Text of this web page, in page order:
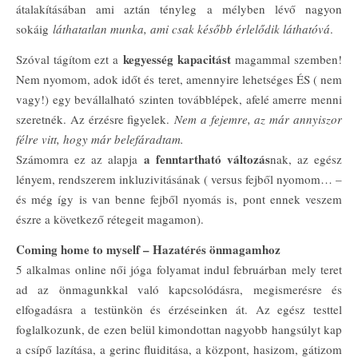
átalakításában ami aztán tényleg a mélyben lévő nagyon
sokáig láthatatlan munka, ami csak később érlelődik láthatóvá.
Szóval tágítom ezt a kegyesség kapacitástmagammal szemben!
Nem nyomom, adok időt és teret, amennyire lehetséges ÉS ( nem
vagy!) egy bevállalható szinten továbblépek, afelé amerre menni
szeretnék. Az érzésre figyelek.Nem a fejemre, az már annyiszor
félre vitt, hogy már belefáradtam.
Számomra ez az alapja a fenntartható változásnak, az egész
lényem, rendszerem inkluzivitásának ( versus fejből nyomom… –
és még így is van benne fejből nyomás is, pont ennek veszem
észre a következő rétegeit magamon).
Coming home to myself – Hazatérés önmagamhoz
5 alkalmas online női jóga folyamat indul februárban mely teret
ad az önmagunkkal való kapcsolódásra, megismerésre és
elfogadásra a testünkön és érzéseinken át. Az egész testtel
foglalkozunk, de ezen belül kimondottan nagyobb hangsúlyt kap
a csípő lazítása, a gerinc fluiditása, a központ, hasizom, gátizom